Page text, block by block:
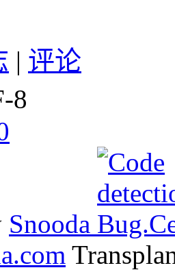
| 评论
8
Snooda